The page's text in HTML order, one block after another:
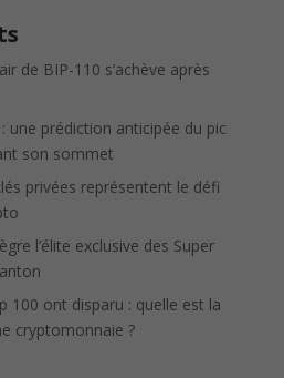
de BIP-110 s’achève après
une prédiction anticipée du pic
son sommet
privées représentent le défi
l’élite exclusive des Super
100 ont disparu : quelle est la
cryptomonnaie ?